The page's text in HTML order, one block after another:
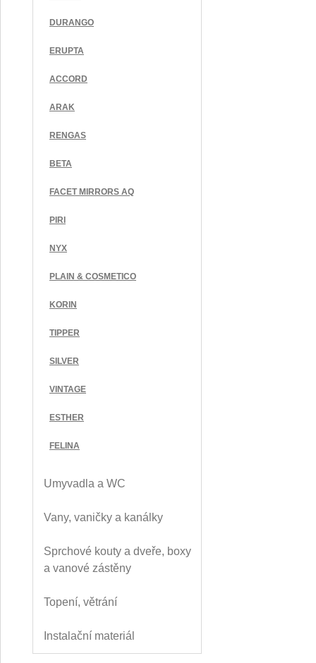
DURANGO
ERUPTA
ACCORD
ARAK
RENGAS
BETA
FACET MIRRORS AQ
PIRI
NYX
PLAIN & COSMETICO
KORIN
TIPPER
SILVER
VINTAGE
ESTHER
FELINA
Umyvadla a WC
Vany, vaničky a kanálky
Sprchové kouty a dveře, boxy
a vanové zástěny
Topení, větrání
Instalační materiál